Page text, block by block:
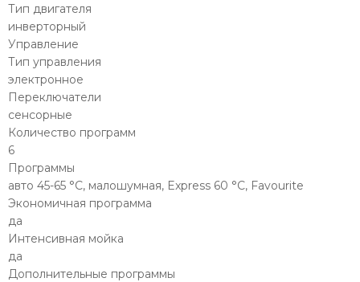
Тип двигателя
инверторный
Управление
Тип управления
электронное
Переключатели
сенсорные
Количество программ
6
Программы
авто 45-65 °C, малошумная, Express 60 °C, Favourite
Экономичная программа
да
Интенсивная мойка
да
Дополнительные программы